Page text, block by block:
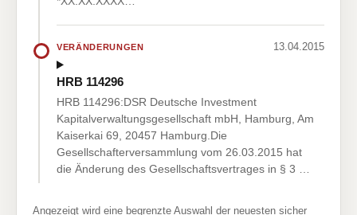
VERÄNDERUNGEN 13.04.2015
HRB 114296
HRB 114296:DSR Deutsche Investment
Kapitalverwaltungsgesellschaft mbH, Hamburg, Am
Kaiserkai 69, 20457 Hamburg.Die
Gesellschafterversammlung vom 26.03.2015 hat
die Änderung des Gesellschaftsvertrages in § 3 …
Angezeigt wird eine begrenzte Auswahl der neuesten sicher